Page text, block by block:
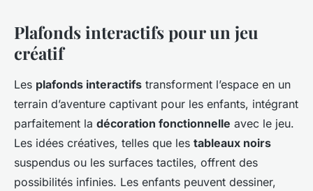
Plafonds interactifs pour un jeu
créatif
Les plafonds interactifs transforment l’espace en un
terrain d’aventure captivant pour les enfants, intégrant
parfaitement la décoration fonctionnelle avec le jeu.
Les idées créatives, telles que les tableaux noirs
suspendus ou les surfaces tactiles, offrent des
possibilités infinies. Les enfants peuvent dessiner,